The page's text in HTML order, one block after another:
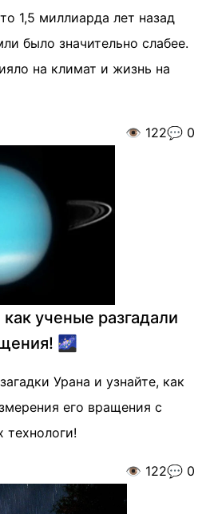
1,5 миллиарда лет назад
было значительно слабее.
на климат и жизнь на
👁️ 122💬 0
ученые разгадали
🌌
Урана и узнайте, как
его вращения с
👁️ 122💬 0